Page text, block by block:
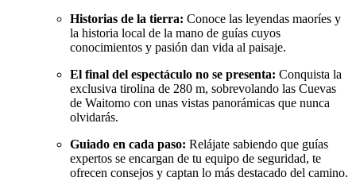
Historias de la tierra: Conoce las leyendas maoríes y
la historia local de la mano de guías cuyos
conocimientos y pasión dan vida al paisaje.
El final del espectáculo no se presenta: Conquista la
exclusiva tirolina de 280 m, sobrevolando las Cuevas
de Waitomo con unas vistas panorámicas que nunca
olvidarás.
Guiado en cada paso: Relájate sabiendo que guías
expertos se encargan de tu equipo de seguridad, te
ofrecen consejos y captan lo más destacado del camino.